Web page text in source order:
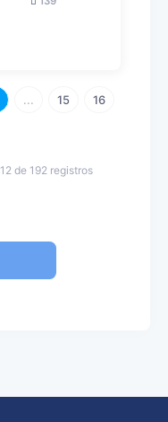
... 15 16
12 de 192 registros